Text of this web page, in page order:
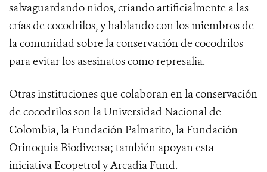
salvaguardando nidos, criando artificialmente a las
crías de cocodrilos, y hablando con los miembros de
la comunidad sobre la conservación de cocodrilos
para evitar los asesinatos como represalia.
Otras instituciones que colaboran en la conservación
de cocodrilos son la Universidad Nacional de
Colombia, la Fundación Palmarito, la Fundación
Orinoquia Biodiversa; también apoyan esta
iniciativa Ecopetrol y Arcadia Fund.